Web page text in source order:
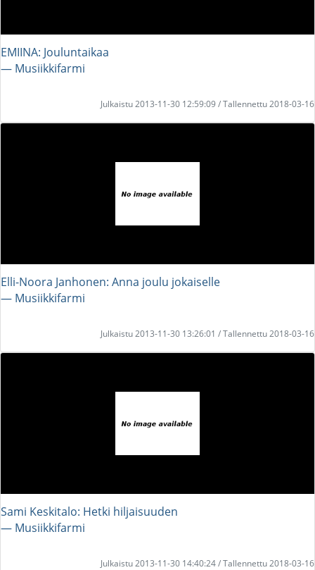
EMIINA: Jouluntaikaa
― Musiikkifarmi
Julkaistu 2013-11-30 12:59:09 / Tallennettu 2018-03-16
Elli-Noora Janhonen: Anna joulu jokaiselle
― Musiikkifarmi
Julkaistu 2013-11-30 13:26:01 / Tallennettu 2018-03-16
Sami Keskitalo: Hetki hiljaisuuden
― Musiikkifarmi
Julkaistu 2013-11-30 14:40:24 / Tallennettu 2018-03-16